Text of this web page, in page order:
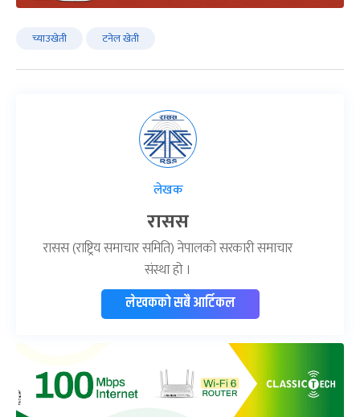
च्याउखेती टनेल खेती
लेखक
रासस
रासस (राष्ट्रिय समाचार समिति) नेपालको सरकारी समाचार
संस्था हो ।
लेखकको सबै आर्टिकल